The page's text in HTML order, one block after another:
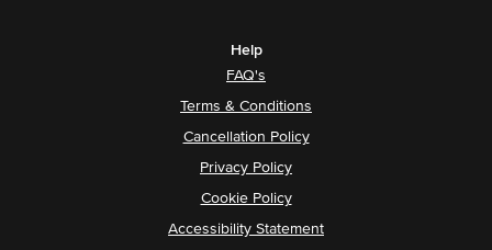
Help
FAQ's
Terms & Conditions
Cancellation Policy
Privacy Policy
Cookie Policy
Accessibility Statement